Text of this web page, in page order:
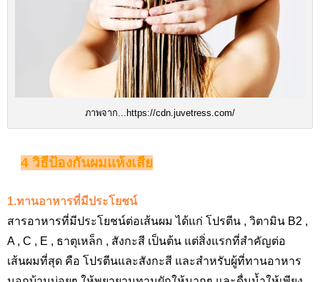
ภาพจาก...https://cdn.juvetress.com/
4 วิธีป้องกันผมแห้งเสีย
1.ทานอาหารที่มีประโยชน์
สารอาหารที่มีประโยชน์ต่อเส้นผม ได้แก่ โปรตีน , วิตามิน B2 ,
A , C , E , ธาตุเหล็ก , สังกะสี เป็นต้น แต่สิ่งแรกที่สำคัญต่อ
เส้นผมที่สุด คือ โปรตีนและสังกะสี และสำหรับผู้ที่ทานอาหาร